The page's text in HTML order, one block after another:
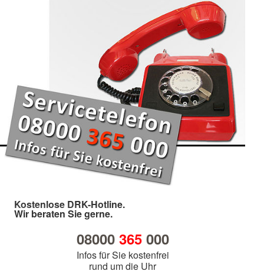
Kostenlose DRK-Hotline.
Wir beraten Sie gerne.
08000 365000
Infos für Sie kostenfrei
rund um die Uhr